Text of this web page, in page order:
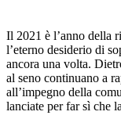
Il 2021 è l’anno della
l’eterno desiderio di
ancora una volta.
al seno continuano a
all’impegno della
lanciate per far sì che